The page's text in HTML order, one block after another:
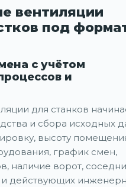
вентиляции
под
с учётом
и
для станков
и сбора исходных
высоту
график смен,
наличие ворот,
действующих